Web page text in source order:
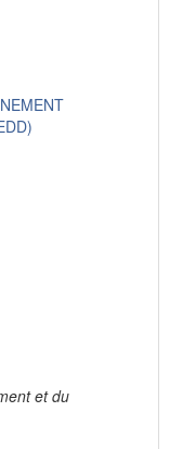
et du